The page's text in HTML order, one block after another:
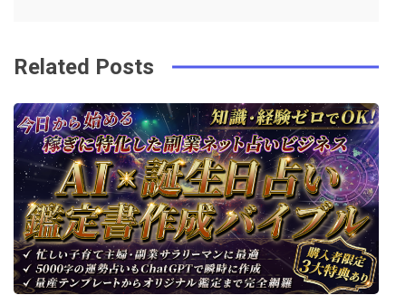
k
t
ビ
ゲ
ー
シ
ョ
Related Posts